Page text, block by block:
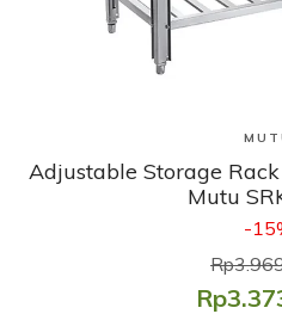
Lihat
Adjustable Storage
Mutu
-